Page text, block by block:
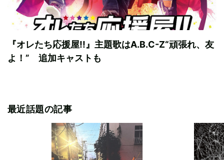
『オレたち応援屋!!』主題歌はA.B.C-Z“頑張れ、友
よ！” 追加キャストも
最近話題の記事